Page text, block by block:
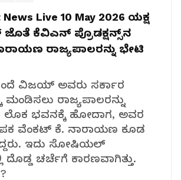
Live 10 May 2026 ಯಕ್ಷ
ಕೆವಿಎನ್‌ ಪ್ರೊಡಕ್ಷನ್ಸ್‌ನ
ರಾಜ್ಯಪಾಲರನ್ನು ಭೇಟಿ
ವಿಜಯ್ ಅವರು ಸರ್ಕಾರ
ರಾಜ್ಯಪಾಲರನ್ನು
ಲೊಕ ಭವನಕ್ಕೆ ಹೋದಾಗ, ಅವರ
ವೆಂಕಟ್ ಕೆ. ನಾರಾಯಣ ಕೂಡ
ಇದು ಸೋಷಿಯಲ್
ಚರ್ಚೆಗೆ ಕಾರಣವಾಗಿತ್ತು.